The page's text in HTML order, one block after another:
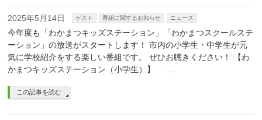
2025年5月14日 ゲスト 番組に関するお知らせ ニュース
今年度も「わかまつキッズステーション」「わかまつスクールステ
ーション」の放送がスタートします！ 市内の小学生・中学生が元
気に学校紹介をする楽しい番組です。 ぜひお聴きください！ 【わ
かまつキッズステーション（小学生）】 …
この記事を読む